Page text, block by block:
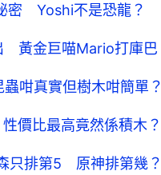
密 Yoshi不是恐龍？
黃金巨喵Mario打庫巴
咁真實但樹木咁簡單？
價比最高竟然係積木？
只排第5 原神排第幾？